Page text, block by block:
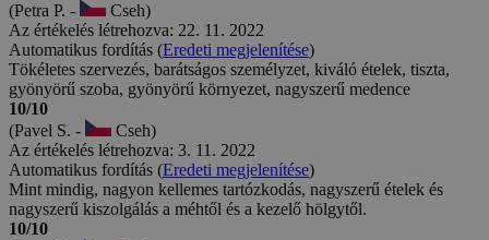
(Petra P. -
Cseh)
Az értékelés létrehozva: 22. 11. 2022
Automatikus fordítás (Eredeti megjelenítése)
Tökéletes szervezés, barátságos személyzet, kiváló ételek, tiszta,
gyönyörű szoba, gyönyörű környezet, nagyszerű medence
10/10
(Pavel S. -
Cseh)
Az értékelés létrehozva: 3. 11. 2022
Automatikus fordítás (Eredeti megjelenítése)
Mint mindig, nagyon kellemes tartózkodás, nagyszerű ételek és
nagyszerű kiszolgálás a méhtől és a kezelő hölgytől.
10/10